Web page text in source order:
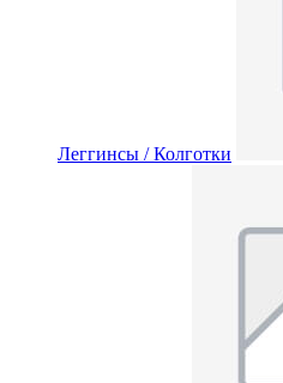
Леггинсы / Колготки